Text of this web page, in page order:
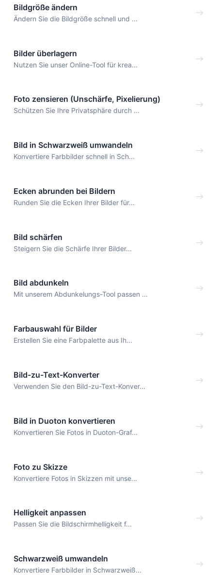
Bildgröße ändern
Ändern Sie die Bildgröße schnell und ...
Bilder überlagern
Nutzen Sie unser Online-Tool für krea...
Foto zensieren (Unschärfe, Pixelierung)
Schützen Sie Ihre Privatsphäre durch ...
Bild in Schwarzweiß umwandeln
Konvertiere Farbbilder schnell in Sch...
Ecken abrunden bei Bildern
Runden Sie die Ecken Ihrer Bilder für...
Bild schärfen
Steigern Sie die Schärfe Ihrer Bilder...
Bild abdunkeln
Mit unserem Abdunkelungs-Tool passen ...
Farbauswahl für Bilder
Erstellen Sie eine Farbpalette aus Ih...
Bild-zu-Text-Konverter
Verwenden Sie den Bild-zu-Text-Konver...
Bild in Duoton konvertieren
Konvertieren Sie Fotos in Duoton-Graf...
Foto zu Skizze
Konvertiere Fotos in Skizzen mit unse...
Helligkeit anpassen
Passen Sie die Bildschirmhelligkeit f...
Schwarzweiß umwandeln
Konvertiere Farbbilder in Schwarzweiß...